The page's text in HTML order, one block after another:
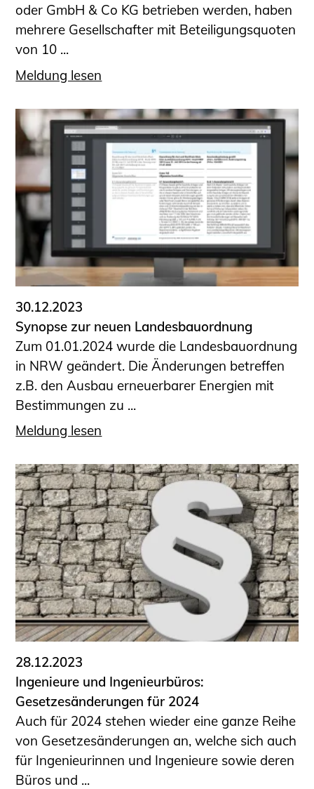
oder GmbH & Co KG betrieben werden, haben
mehrere Gesellschafter mit Beteiligungsquoten
von 10 ...
Meldung lesen
30.12.2023
Synopse zur neuen Landesbauordnung
Zum 01.01.2024 wurde die Landesbauordnung
in NRW geändert. Die Änderungen betreffen
z.B. den Ausbau erneuerbarer Energien mit
Bestimmungen zu ...
Meldung lesen
28.12.2023
Ingenieure und Ingenieurbüros:
Gesetzesänderungen für 2024
Auch für 2024 stehen wieder eine ganze Reihe
von Gesetzesänderungen an, welche sich auch
für Ingenieurinnen und Ingenieure sowie deren
Büros und ...